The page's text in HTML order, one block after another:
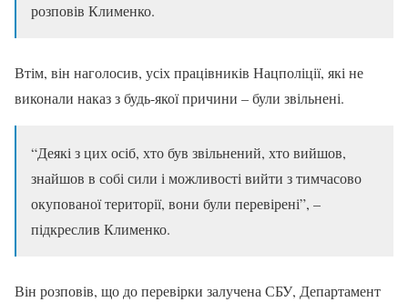
розповів Клименко.
Втім, він наголосив, усіх працівників Нацполіції, які не
виконали наказ з будь-якої причини – були звільнені.
“Деякі з цих осіб, хто був звільнений, хто вийшов,
знайшов в собі сили і можливості вийти з тимчасово
окупованої території, вони були перевірені”, –
підкреслив Клименко.
Він розповів, що до перевірки залучена СБУ, Департамент